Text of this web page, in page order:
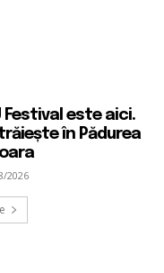
Festival este aici.
în Pădurea
2026